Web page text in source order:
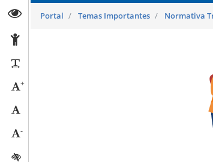
Abrir página de Transparencia
Abrir página de Accesibilidad
Reducir párrafos
+
-Reducir tamaño caracteres
Activar/quitar contraste
Portal Temas Importantes Normativa